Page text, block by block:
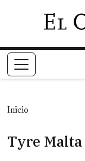
Inicio
Tyre Malta